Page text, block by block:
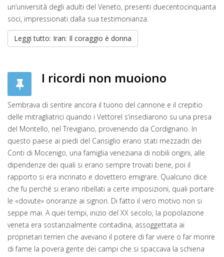
un’università degli adulti del Veneto, presenti duecentocinquanta
soci, impressionati dalla sua testimonianza.
Leggi tutto: Iran: Il coraggio è donna
I ricordi non muoiono
Sembrava di sentire ancora il tuono del cannone e il crepitio
delle mitragliatrici quando i Vettorel s’insediarono su una presa
del Montello, nel Trevigiano, provenendo da Cordignano. In
questo paese ai piedi del Cansiglio erano stati mezzadri dei
Conti di Mocenigo, una famiglia veneziana di nobili origini, alle
dipendenze dei quali si erano sempre trovati bene, poi il
rapporto si era incrinato e dovettero emigrare. Qualcuno dice
che fu perché si erano ribellati a certe imposizioni, quali portare
le «dovute» onoranze ai signori. Di fatto il vero motivo non si
seppe mai. A quei tempi, inizio del XX secolo, la popolazione
veneta era sostanzialmente contadina, assoggettata ai
proprietari terrieri che avevano il potere di far vivere o far morire
di fame la povera gente dei campi che si spaccava la schiena